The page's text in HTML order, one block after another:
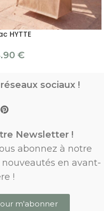
HYTTE
€
sociaux !
Newsletter !
abonnez à notre
en avant-
!
m'abonner